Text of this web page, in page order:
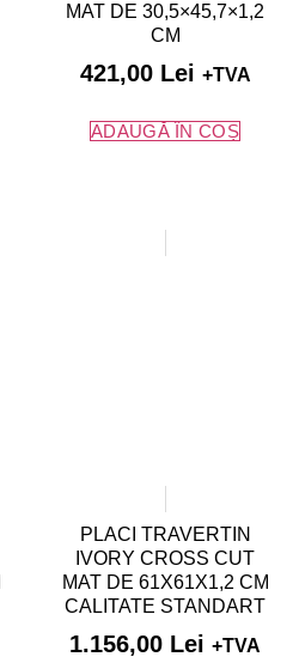
MAT DE 30,5×45,7×1,2
CM
421,00 Lei +TVA
ADAUGĂ ÎN COȘ
PLACI TRAVERTIN
IVORY CROSS CUT
MAT DE 61X61X1,2 CM
CALITATE STANDART
1.156,00 Lei +TVA